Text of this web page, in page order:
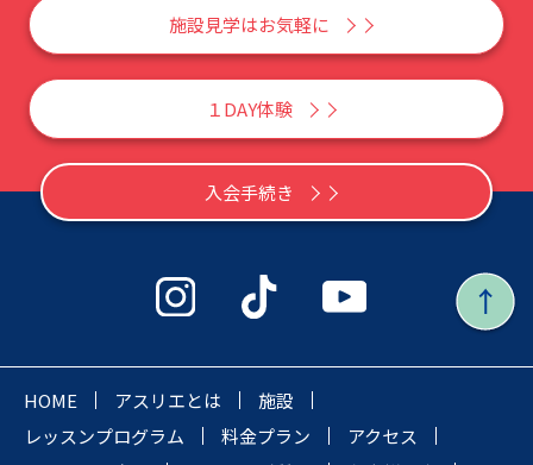
施設見学はお気軽に
１DAY体験
入会手続き
HOME アスリエとは
施設
レッスンプログラム
料金プラン
アクセス